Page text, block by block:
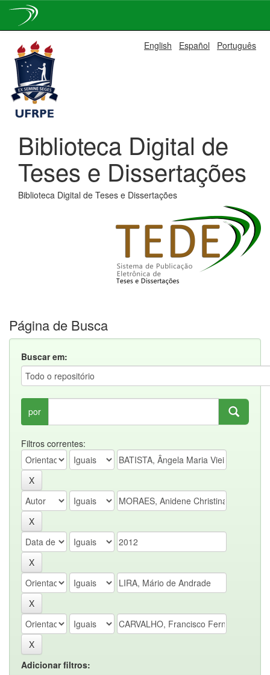
navigation
English Español Português
Biblioteca Digital de
Teses e Dissertações
Biblioteca Digital de Teses e Dissertações
Página de Busca
Buscar em:
por
Filtros correntes:
Adicionar filtros: